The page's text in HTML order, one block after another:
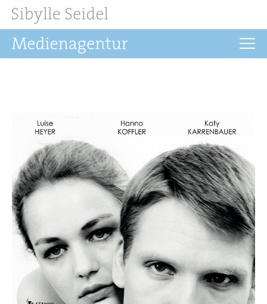
Drehbuch
Filmrechte
Buchprojekte
Über uns
Kontakt